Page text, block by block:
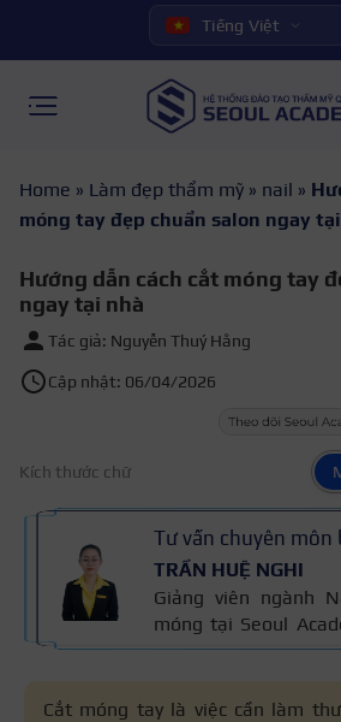
Tiếng Việt
Home » Làm đẹp thẩm mỹ » nail »
móng tay đẹp chuẩn salon ngay
Hướng dẫn cách cắt móng tay
ngay tại nhà
Tác giả: Nguyễn Thuý Hằng
Cập nhật: 06/04/2026
Kích thước chữ
Tư vấn chuyên môn
TRẦN HUỆ NGHI
Giảng viên ngành
móng tại Seoul
kinh nghiệm trong
móng, sơn gel, đắp
Cắt móng tay là việc cần làm